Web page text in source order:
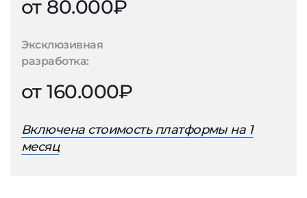
от 80.000₽
Эксклюзивная
разработка:
от 160.000₽
Включена стоимость платформы на 1
месяц